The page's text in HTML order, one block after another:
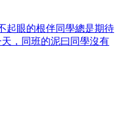
起眼的根伴同學總是期待
，同班的泥曰同學沒有